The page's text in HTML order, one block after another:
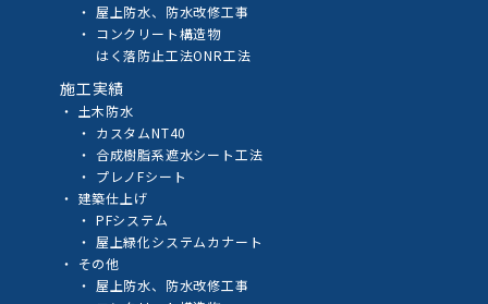
屋上防水、防水改修工事
コンクリート構造物
はく落防止工法ONR工法
施工実績
土木防水
カスタムNT40
合成樹脂系遮水シート工法
プレノFシート
建築仕上げ
PFシステム
屋上緑化システムカナート
その他
屋上防水、防水改修工事